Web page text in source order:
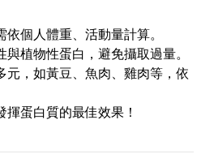
依個人體重、活動量計算。
與植物性蛋白，避免攝取過量。
元，如黃豆、魚肉、雞肉等，依
揮蛋白質的最佳效果！